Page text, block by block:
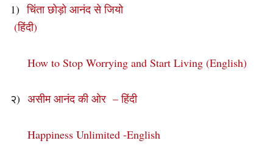
1)चिंता छोड़ो आनंद से जियो
(हिंदी)
How to Stop Worrying and Start Living (English)
२) असीम आनंद की ओर – हिंदी
Happiness Unlimited -English